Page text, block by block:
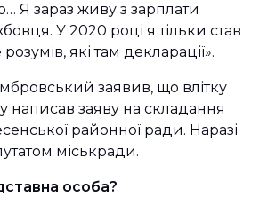
Я зараз живу з зарплати
У 2020 році я тільки став
які там декларації».
заявив, що влітку
написав заяву на складання
районної ради. Наразі
міськради.
особа?